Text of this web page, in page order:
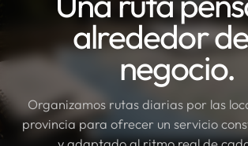
alrededor
negocio.
Organizamos rutas diarias por las
provincia para ofrecer un servicio